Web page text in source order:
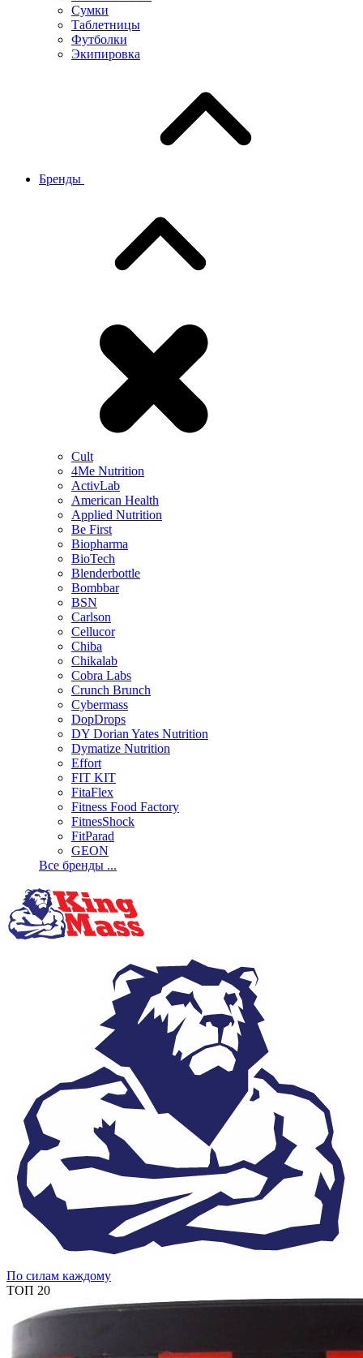
Сумки
Таблетницы
Футболки
Экипировка
Бренды
Cult
4Me Nutrition
ActivLab
American Health
Applied Nutrition
Be First
Biopharma
BioTech
Blenderbottle
Bombbar
BSN
Carlson
Cellucor
Chiba
Chikalab
Cobra Labs
Crunch Brunch
Cybermass
DopDrops
DY Dorian Yates Nutrition
Dymatize Nutrition
Effort
FIT KIT
FitaFlex
Fitness Food Factory
FitnesShock
FitParad
GEON
Все бренды ...
По силам каждому
ТОП 20